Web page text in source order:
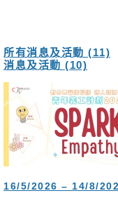
息
及
動
關
於
我
所有消息及活動 (11)
消息及活動 (10)
16/5/2026 – 14/8/